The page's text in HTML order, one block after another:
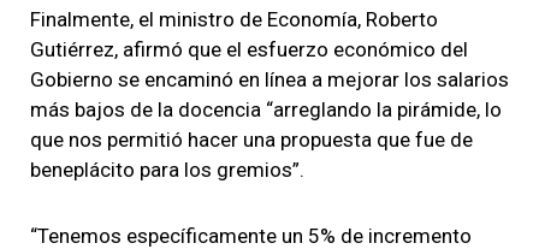
Finalmente, el ministro de Economía, Roberto
Gutiérrez, afirmó que el esfuerzo económico del
Gobierno se encaminó en línea a mejorar los salarios
más bajos de la docencia “arreglando la pirámide, lo
que nos permitió hacer una propuesta que fue de
beneplácito para los gremios”.
“Tenemos específicamente un 5% de incremento